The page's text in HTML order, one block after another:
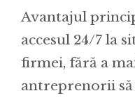
Avantajul
accesul 24/7 la
firmei, fără a
antreprenorii să